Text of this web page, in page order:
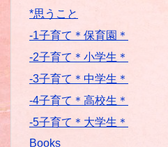
*思うこと
-1子育て＊保育園＊
-2子育て＊小学生＊
-3子育て＊中学生＊
-4子育て＊高校生＊
-5子育て＊大学生＊
Books